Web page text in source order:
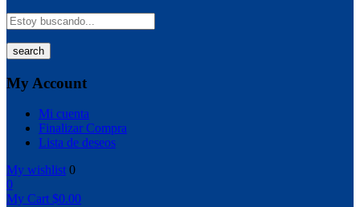
search
My Account
Mi cuenta
Finalizar Compra
Lista de deseos
My wishlist 0
0
My Cart $0.00